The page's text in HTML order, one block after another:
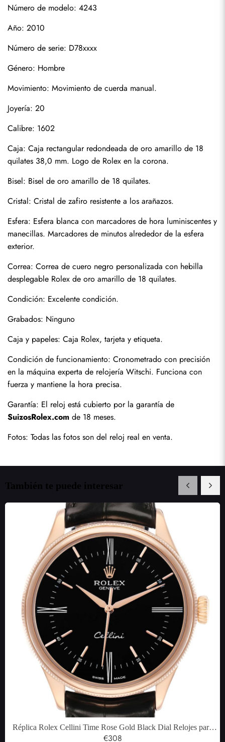
Número de modelo: 4243
Año: 2010
Número de serie: D78xxxx
Género: Hombre
Movimiento: Movimiento de cuerda manual.
Joyería: 20
Calibre: 1602
Caja: Caja rectangular redondeada de oro amarillo de 18
quilates 38,0 mm. Logo de Rolex en la corona.
Bisel: Bisel de oro amarillo de 18 quilates.
Cristal: Cristal de zafiro resistente a los arañazos.
Esfera: Esfera blanca con marcadores de hora luminiscentes y
manecillas. Marcadores de minutos alrededor de la esfera
exterior.
Correa: Correa de cuero negro personalizada con hebilla
desplegable Rolex de oro amarillo de 18 quilates.
Condición: Excelente condición.
Grabados: Ninguno
Caja y papeles: Caja Rolex, tarjeta y etiqueta.
Condición de funcionamiento: Cronometrado con precisión
en la máquina experta de relojería Witschi. Funciona con
fuerza y mantiene la hora precisa.
SuizosRolex.com de 18 meses.
Fotos: Todas las fotos son del reloj real en venta.
También te puede interesar
Réplica Rolex Cellini Time Rose Gold Black Dial Relojes para
hombre 50505
€308
Enviar
Suscribirse